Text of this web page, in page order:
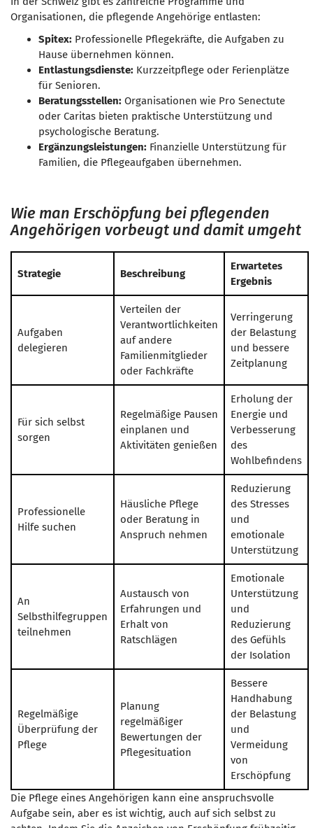
Organisationen, die pflegende Angehörige entlasten:
Spitex: Professionelle Pflegekräfte, die Aufgaben zu
Hause übernehmen können.
Entlastungsdienste: Kurzzeitpflege oder Ferienplätze
für Senioren.
Beratungsstellen: Organisationen wie Pro Senectute
oder Caritas bieten praktische Unterstützung und
psychologische Beratung.
Ergänzungsleistungen: Finanzielle Unterstützung für
Familien, die Pflegeaufgaben übernehmen.
Wie man Erschöpfung bei pflegenden
Angehörigen vorbeugt und damit umgeht
Strategie Beschreibung
Erwartetes
Ergebnis
Aufgaben
delegieren
Verteilen der
Verantwortlichkeiten
auf andere
Familienmitglieder
oder Fachkräfte
Verringerung
der Belastung
und bessere
Zeitplanung
Für sich selbst
sorgen
Regelmäßige Pausen
einplanen und
Aktivitäten genießen
Erholung der
Energie und
Verbesserung
des
Wohlbefindens
Professionelle
Hilfe suchen
Häusliche Pflege
oder Beratung in
Anspruch nehmen
Reduzierung
des Stresses
und
emotionale
Unterstützung
An
Selbsthilfegruppen
teilnehmen
Austausch von
Erfahrungen und
Erhalt von
Ratschlägen
Emotionale
Unterstützung
und
Reduzierung
des Gefühls
der Isolation
Regelmäßige
Überprüfung der
Pflege
Planung
regelmäßiger
Bewertungen der
Pflegesituation
Bessere
Handhabung
der Belastung
und
Vermeidung
von
Erschöpfung
Die Pflege eines Angehörigen kann eine anspruchsvolle
Aufgabe sein, aber es ist wichtig, auch auf sich selbst zu